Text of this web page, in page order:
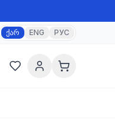
ქარ ENG РУС